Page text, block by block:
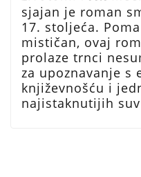
sjajan je roman
17. stoljeća.
mističan, ovaj
prolaze trnci
za upoznavanje s
književnošću i
najistaknutijih